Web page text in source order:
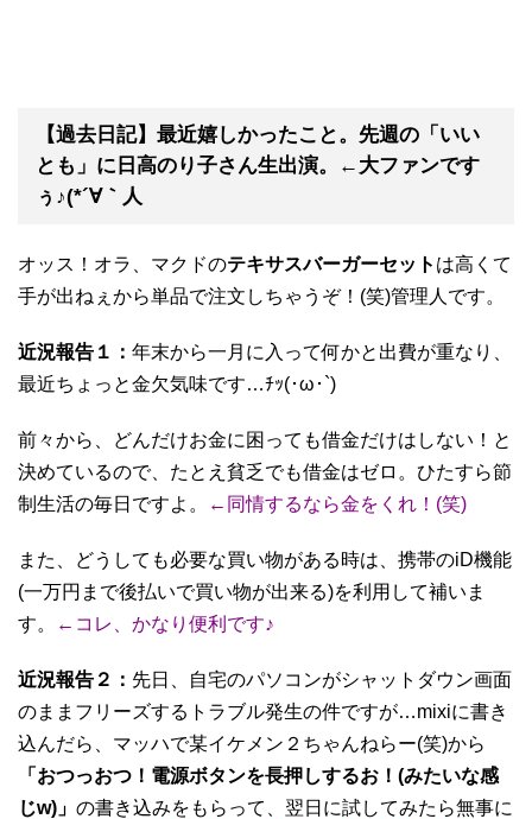
【過去日記】最近嬉しかったこと。先週の「いい
とも」に日高のり子さん生出演。←大ファンです
ぅ♪(*´∀｀人
オッス！オラ、マクドのテキサスバーガーセット は高くて
手が出ねぇから単品で注文しちゃうぞ！(笑)管理人です。
近況報告１： 年末から一月に入って何かと出費が重なり、
最近ちょっと金欠気味です…ﾁｯ(･ω･`)
前々から、どんだけお金に困っても借金だけはしない！と
決めているので、たとえ貧乏でも借金はゼロ。ひたすら節
制生活の毎日ですよ。
←同情するなら金をくれ！(笑)
また、どうしても必要な買い物がある時は、携帯のiD機能
(一万円まで後払いで買い物が出来る)を利用して補いま
す。
←コレ、かなり便利です♪
近況報告２： 先日、自宅のパソコンがシャットダウン画面
のままフリーズするトラブル発生の件ですが…mixiに書き
込んだら、マッハで某イケメン２ちゃんねらー(笑)から
「おつっおつ！電源ボタンを長押しするお！(みたいな感
じw)」 の書き込みをもらって、翌日に試してみたら無事に